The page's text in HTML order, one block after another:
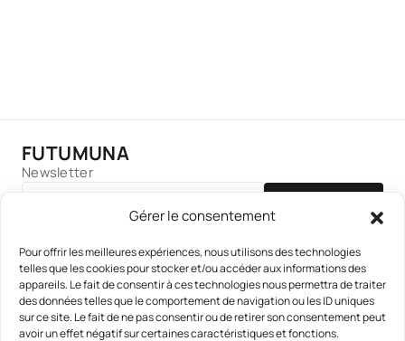
Gérer le consentement
Pour offrir les meilleures expériences, nous utilisons des technologies
telles que les cookies pour stocker et/ou accéder aux informations des
appareils. Le fait de consentir à ces technologies nous permettra de traiter
des données telles que le comportement de navigation ou les ID uniques
sur ce site. Le fait de ne pas consentir ou de retirer son consentement peut
avoir un effet négatif sur certaines caractéristiques et fonctions.
FUTUMUNA
Newsletter